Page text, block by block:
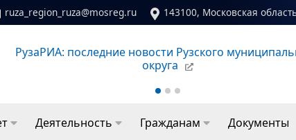
ruza_region_ruza@mosreg.ru 143100, Московская
Сайт молодежного центра Рузского муниципального
Деятельность Гражданам Документы